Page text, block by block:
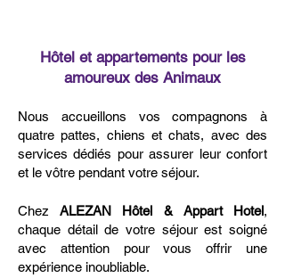
Hôtel et appartements pour les
amoureux des Animaux
Nous accueillons vos compagnons à
quatre pattes, chiens et chats, avec des
services dédiés pour assurer leur confort
et le vôtre pendant votre séjour.
ChezALEZAN Hôtel & Appart Hotel,
chaque détail de votre séjour est soigné
avec attention pour vous offrir une
expérience inoubliable.